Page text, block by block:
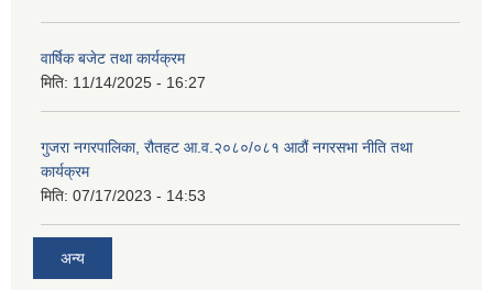
वार्षिक बजेट तथा कार्यक्रम
मिति: 11/14/2025 - 16:27
गुजरा नगरपालिका, रौतहट आ.व.२०८०/०८१ आठौं नगरसभा नीति तथा
कार्यक्रम
मिति: 07/17/2023 - 14:53
अन्य